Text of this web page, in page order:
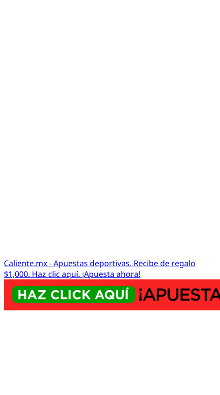
Caliente.mx - Apuestas deportivas. Recibe de regalo
$1,000. Haz clic aquí. ¡Apuesta ahora!